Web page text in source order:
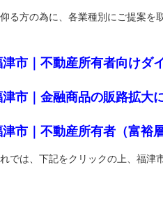
る方の為に、各業種別にご提案を
津市｜不動産所有者向けダ
津市｜金融商品の販路拡大
津市｜不動産所有者（富裕
では、下記をクリックの上、福津